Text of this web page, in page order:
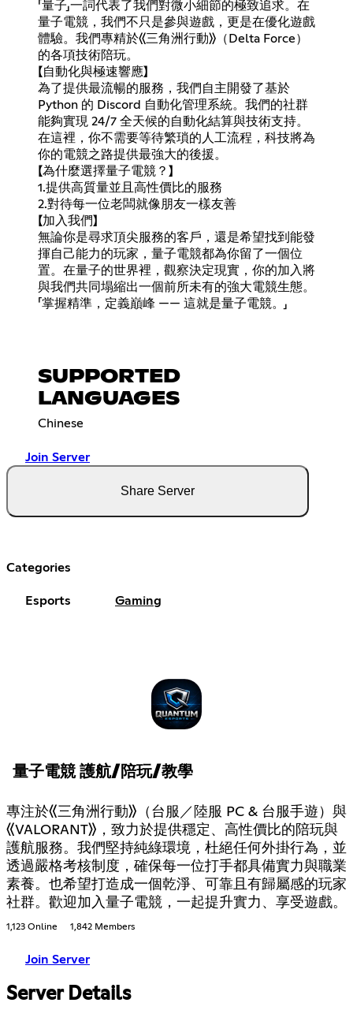
「量子」一詞代表了我們對微小細節的極致追求。在
量子電競，我們不只是參與遊戲，更是在優化遊戲
體驗。我們專精於《三角洲行動》（Delta Force）
的各項技術陪玩。
【自動化與極速響應】
為了提供最流暢的服務，我們自主開發了基於
Python 的 Discord 自動化管理系統。我們的社群
能夠實現 24/7 全天候的自動化結算與技術支持。
在這裡，你不需要等待繁瑣的人工流程，科技將為
你的電競之路提供最強大的後援。
【為什麼選擇量子電競？】
1.提供高質量並且高性價比的服務
2.對待每一位老闆就像朋友一樣友善
【加入我們】
無論你是尋求頂尖服務的客戶，還是希望找到能發
揮自己能力的玩家，量子電競都為你留了一個位
置。在量子的世界裡，觀察決定現實，你的加入將
與我們共同塌縮出一個前所未有的強大電競生態。
「掌握精準，定義巔峰 —— 這就是量子電競。」
SUPPORTED
LANGUAGES
Chinese
Join Server
Share Server
Categories
Esports Gaming
量子電競 護航/陪玩/教學
專注於《三角洲行動》（台服／陸服 PC & 台服手遊）與
《VALORANT》，致力於提供穩定、高性價比的陪玩與
護航服務。我們堅持純綠環境，杜絕任何外掛行為，並
透過嚴格考核制度，確保每一位打手都具備實力與職業
素養。也希望打造成一個乾淨、可靠且有歸屬感的玩家
社群。歡迎加入量子電競，一起提升實力、享受遊戲。
1,123 Online 1,842 Members
Join Server
Server Details